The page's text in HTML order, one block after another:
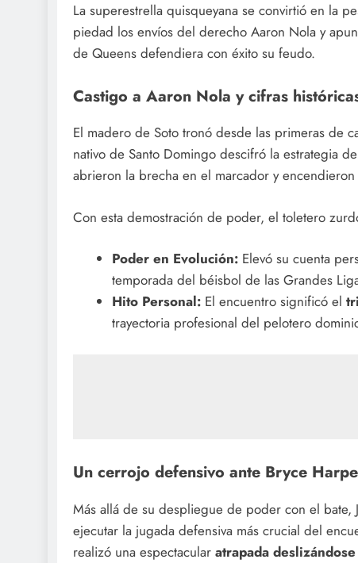
La superestrella quisqueyana se convirtió en la
piedad los envíos del derecho Aaron Nola y
de Queens defendiera con éxito su feudo.
Castigo a Aaron Nola y cifras
El madero de Soto tronó desde las primeras de
nativo de Santo Domingo descifró la estrategia
abrieron la brecha en el marcador y encendieron
Con esta demostración de poder, el toletero
Poder en Evolución:Elevó su cuenta
temporada del béisbol de las Grandes
Hito Personal:El encuentro significó el
trayectoria profesional del pelotero
Un cerrojo defensivo ante Bryce
Más allá de su despliegue de poder con el bate,
ejecutar la jugada defensiva más crucial del
realizó una espectacular atrapada